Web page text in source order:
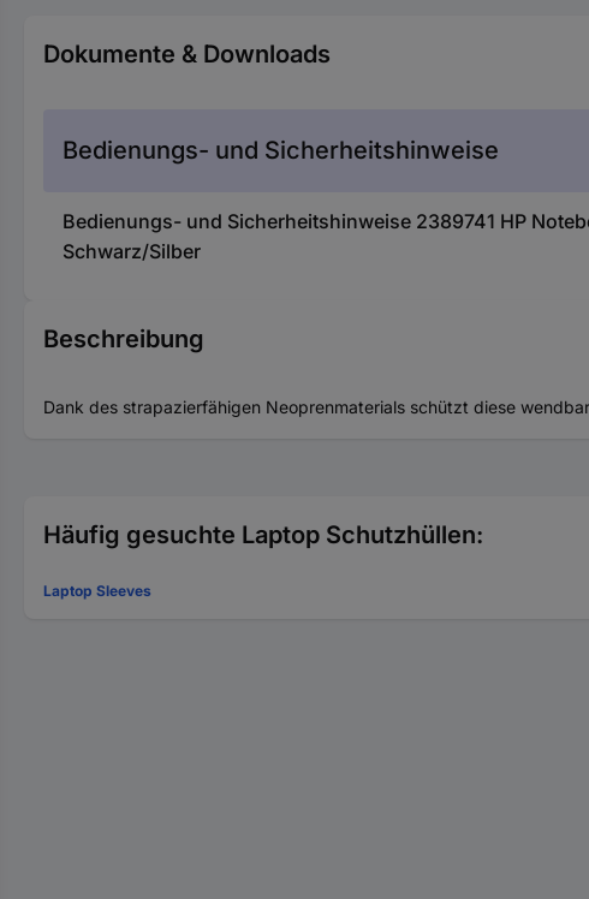
Dokumente & Downloads
Bedienungs- und Sicherheitshinweise
Bedienungs- und Sicherheitshinweise 2389741 HP
Schwarz/Silber
Beschreibung
Dank des strapazierfähigen Neoprenmaterials schützt diese
Häufig gesuchte Laptop Schutzhüllen:
Laptop Sleeves